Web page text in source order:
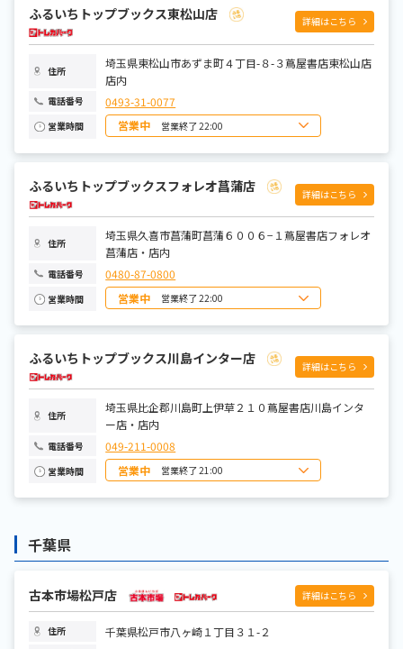
水曜日 9:00～22:00
木曜日 9:00～22:00
土曜日 8:00～22:00
ふるいちトップブックス東松山店 詳細はこちら
住所
埼玉県東松山市あずま町４丁目-８-３蔦屋書店東松山店
店内
電話番号 0493-31-0077
営業時間 営業中 営業終了 22:00
日曜日 8:00～22:00
月曜日
水曜日 9:00～22:00
木曜日 9:00～22:00
土曜日 8:00～22:00
ふるいちトップブックスフォレオ菖蒲店 詳細はこちら
住所
埼玉県久喜市菖蒲町菖蒲６００６−１蔦屋書店フォレオ
菖蒲店・店内
電話番号 0480-87-0800
営業時間 営業中 営業終了 22:00
日曜日 8:00～22:00
水曜日 9:00～22:00
木曜日 9:00～22:00
土曜日 8:00～22:00
ふるいちトップブックス川島インター店 詳細はこちら
住所
埼玉県比企郡川島町上伊草２１０蔦屋書店川島インタ
ー店・店内
電話番号 049-211-0008
営業時間 営業中 営業終了 21:00
日曜日 9:00～21:00
土曜日 9:00～21:00
千葉県
古本市場松戸店 詳細はこちら
住所 千葉県松戸市八ヶ崎１丁目３１-２